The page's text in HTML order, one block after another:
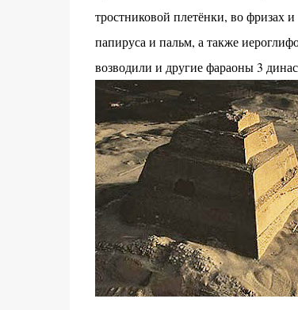
тростниковой плетёнки, во фризах
папируса и пальм, а также
возводили и другие фараоны 3